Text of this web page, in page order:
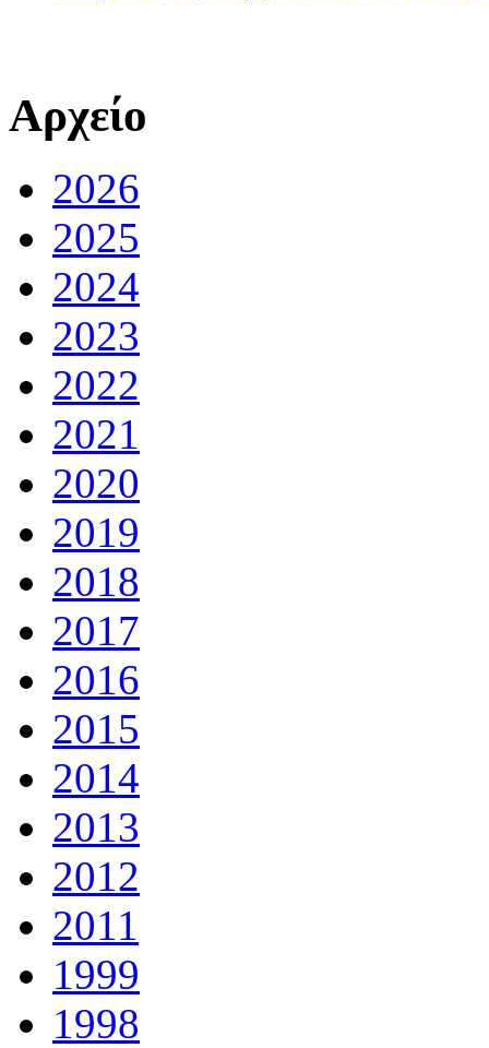
Αρχείο
2026
2025
2024
2023
2022
2021
2020
2019
2018
2017
2016
2015
2014
2013
2012
2011
1999
1998